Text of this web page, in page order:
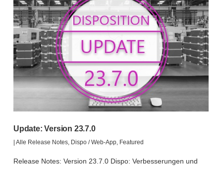
Update: Version 23.7.0
| Alle Release Notes, Dispo / Web-App, Featured
Release Notes: Version 23.7.0 Dispo: Verbesserungen und